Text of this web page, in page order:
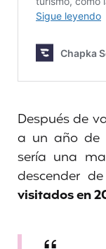
Después de
a un año de
sería una
descender
visitados en